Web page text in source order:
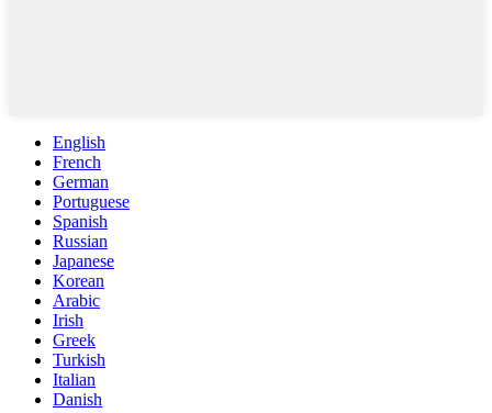
English
French
German
Portuguese
Spanish
Russian
Japanese
Korean
Arabic
Irish
Greek
Turkish
Italian
Danish